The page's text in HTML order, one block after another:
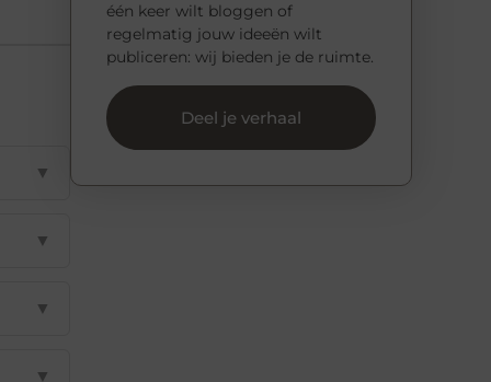
▼
▼
▼
▼
één keer wilt bloggen of
regelmatig jouw ideeën wilt
publiceren: wij bieden je de ruimte.
Deel je verhaal